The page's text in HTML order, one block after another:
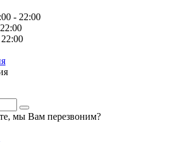
- 22:00
мы Вам перезвоним?